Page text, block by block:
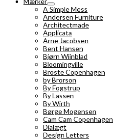
A Simple Mess
Andersen Furniture
Architectmade
Applicata
Arne Jacobsen
Bent Hansen
Bjørn Wiinblad
Bloomingville
Broste Copenhagen
by Brorson
By Fogstrup
By Lassen
By Wirth
Børge Mogensen
Cam Cam Copenhagen
Dialægt
Design Letters